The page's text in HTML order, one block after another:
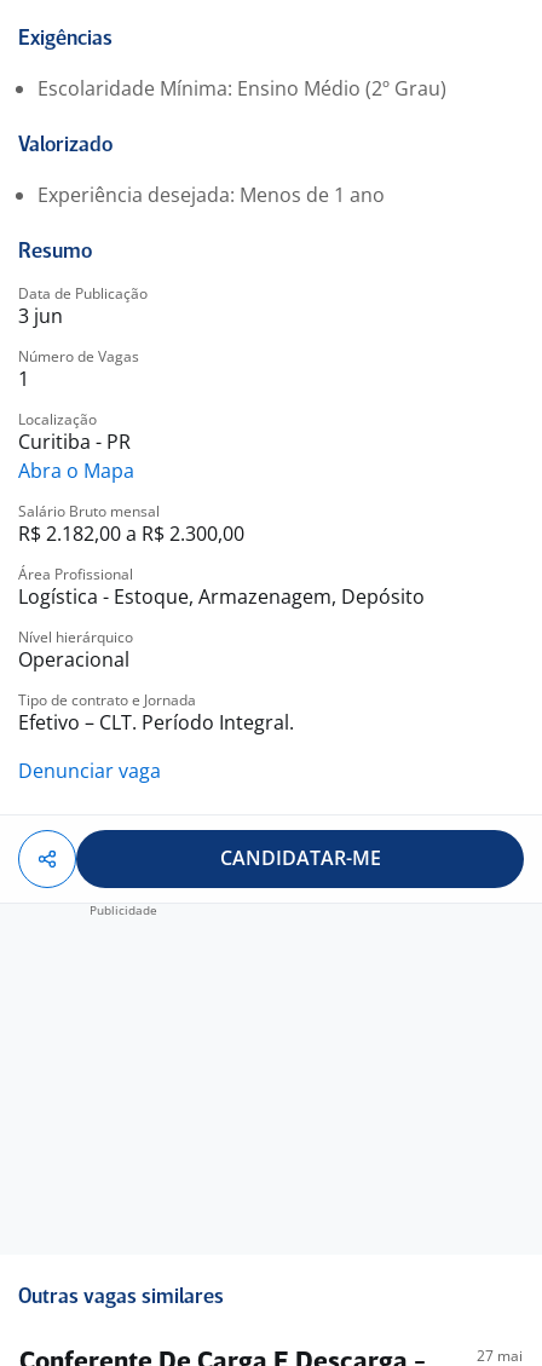
seguindo padrões de segurança e qualidade.
estoque.
Trabalhar em conjunto com as equipes de logística,
depósito e reposição para manter o fluxo operacional
eficiente.
Exigências
Escolaridade Mínima: Ensino Médio (2º Grau)
Valorizado
Experiência desejada: Menos de 1 ano
Resumo
Data de Publicação
3 jun
Número de Vagas
1
Localização
Curitiba - PR
Abra o Mapa
Salário Bruto mensal
R$ 2.182,00 a R$ 2.300,00
Área Profissional
Logística - Estoque, Armazenagem, Depósito
Nível hierárquico
Operacional
Tipo de contrato e Jornada
Efetivo – CLT. Período Integral.
Denunciar vaga
CANDIDATAR-ME
Outras vagas similares
27 mai